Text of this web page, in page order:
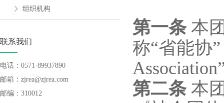
组织机构
联系我们
电话：0571-89937890
邮箱：zjrea@zjrea.com
邮编：310012
第一条本
称“省能协
第二条 本